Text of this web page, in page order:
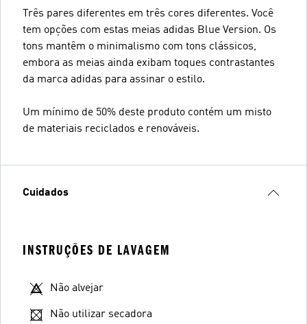
Três pares diferentes em três cores diferentes. Você
tem opções com estas meias adidas Blue Version. Os
tons mantêm o minimalismo com tons clássicos,
embora as meias ainda exibam toques contrastantes
da marca adidas para assinar o estilo.
Um mínimo de 50% deste produto contém um misto
de materiais reciclados e renováveis.
Cuidados
INSTRUÇÕES DE LAVAGEM
Não alvejar
Não utilizar secadora